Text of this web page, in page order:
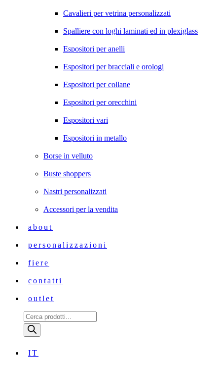
Cavalieri per vetrina personalizzati
Spalliere con loghi laminati ed in plexiglass
Espositori per anelli
Espositori per bracciali e orologi
Espositori per collane
Espositori per orecchini
Espositori vari
Espositori in metallo
Borse in velluto
Buste shoppers
Nastri personalizzati
Accessori per la vendita
about
personalizzazioni
fiere
contatti
outlet
Ricerca
prodotti
IT